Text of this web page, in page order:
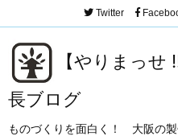
【やりまっ
長ブログ
ものづくりを面白く！ 大阪の
Twitter